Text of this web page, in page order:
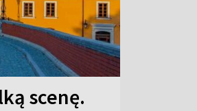
scenę.